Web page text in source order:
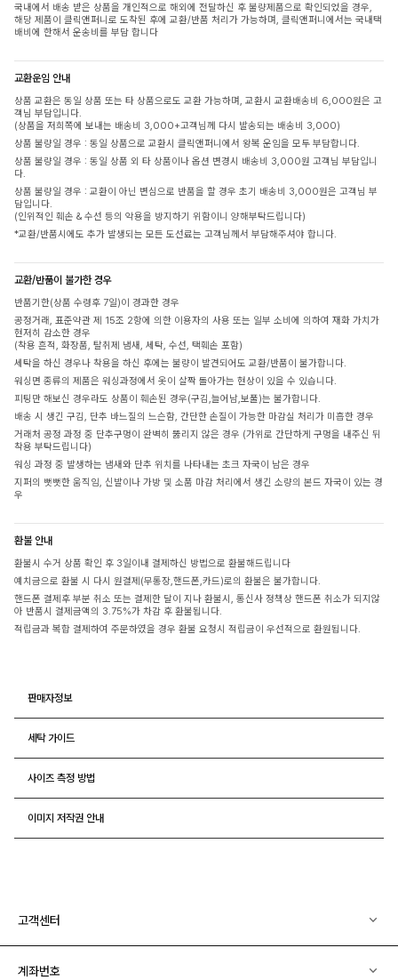
국내에서 배송 받은 상품을 개인적으로 해외에 전달하신 후 불량제품으로 확인되었을 경우,
해당 제품이 클릭앤퍼니로 도착된 후에 교환/반품 처리가 가능하며, 클릭앤퍼니에서는 국내택
배비에 한해서 운송비를 부담 합니다
교환운임 안내
상품 교환은 동일 상품 또는 타 상품으로도 교환 가능하며, 교환시 교환배송비 6,000원은 고
객님 부담입니다.
(상품을 저희쪽에 보내는 배송비 3,000+고객님께 다시 발송되는 배송비 3,000)
상품 불량일 경우 : 동일 상품으로 교환시 클릭앤퍼니에서 왕복 운임을 모두 부담합니다.
상품 불량일 경우 : 동일 상품 외 타 상품이나 옵션 변경시 배송비 3,000원 고객님 부담입니
다.
상품 불량일 경우 : 교환이 아닌 변심으로 반품을 할 경우 초기 배송비 3,000원은 고객님 부
담입니다.
(인위적인 훼손 & 수선 등의 악용을 방지하기 위함이니 양해부탁드립니다)
*교환/반품시에도 추가 발생되는 모든 도선료는 고객님께서 부담해주셔야 합니다.
교환/반품이 불가한 경우
반품기한(상품 수령후 7일)이 경과한 경우
공정거래, 표준약관 제 15조 2항에 의한 이용자의 사용 또는 일부 소비에 의하여 재화 가치가
현저히 감소한 경우
(착용 흔적, 화장품, 탈취제 냄새, 세탁, 수선, 택훼손 포함)
세탁을 하신 경우나 착용을 하신 후에는 불량이 발견되어도 교환/반품이 불가합니다.
워싱면 종류의 제품은 워싱과정에서 옷이 살짝 돌아가는 현상이 있을 수 있습니다.
피팅만 해보신 경우라도 상품이 훼손된 경우(구김,늘어남,보풀)는 불가합니다.
배송 시 생긴 구김, 단추 바느질의 느슨함, 간단한 손질이 가능한 마감실 처리가 미흡한 경우
거래처 공정 과정 중 단추구멍이 완벽히 뚫리지 않은 경우 (가위로 간단하게 구멍을 내주신 뒤
착용 부탁드립니다)
워싱 과정 중 발생하는 냄새와 단추 위치를 나타내는 초크 자국이 남은 경우
지퍼의 뻣뻣한 움직임, 신발이나 가방 및 소품 마감 처리에서 생긴 소량의 본드 자국이 있는 경
우
환불 안내
환불시 수거 상품 확인 후 3일이내 결제하신 방법으로 환불해드립니다
예치금으로 환불 시 다시 원결제(무통장,핸드폰,카드)로의 환불은 불가합니다.
핸드폰 결제후 부분 취소 또는 결제한 달이 지나 환불시, 통신사 정책상 핸드폰 취소가 되지않
아 반품시 결제금액의 3.75%가 차감 후 환불됩니다.
적립금과 복합 결제하여 주문하였을 경우 환불 요청시 적립금이 우선적으로 환원됩니다.
판매자정보
세탁 가이드
사이즈 측정 방법
이미지 저작권 안내
고객센터
계좌번호